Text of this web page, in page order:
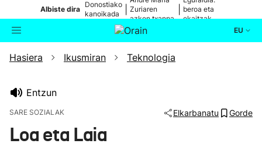
Albiste dira
Donostiako
kanoikada
Zuriaren
azken txanpa
beroa eta
ekaitzak
EU
Bilatzailea Aktualitatea
Hasiera Ikusmiran Teknologia
Entzun
SARE SOZIALAK Elkarbanatu Gorde
Loa eta Laia